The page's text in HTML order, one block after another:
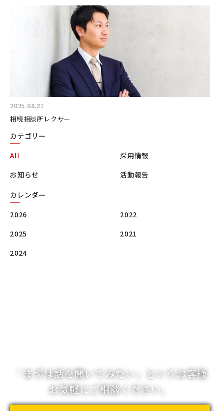
カテゴリー
All
お知らせ
採用情報
活動報告
カレンダー
2026
2025
2024
2022
2021
2025.08.21
相続相談所レクサー
「まずは話を聞いてみたい」
というお客様
お気軽にご相談ください。